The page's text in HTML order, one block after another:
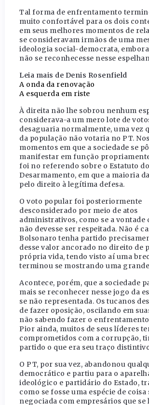
Tal forma de enfrentamento
muito confortável para os dois
em seus melhores momentos de
se consideravam irmãos de uma
ideologia social-democrata,
não se reconhecesse nesse
Leia mais de Denis Rosenfield
A onda da renovação
A esquerda em riste
À direita não lhe sobrou nenhum
considerava-a um mero lote de
desaguaria normalmente, uma vez
da população não votaria no PT.
momentos em que a sociedade se
manifestar em função
foi no referendo sobre o Estatuto do
Desarmamento, em que a maioria
pelo direito à legítima defesa.
O voto popular foi posteriormente
desconsiderado por meio de atos
administrativos, como se a vontade
não devesse ser respeitada. Não é
Bolsonaro tenha partido
desse valor ancorado no direito de
própria vida, tendo visto aí uma
terminou se mostrando uma
Acontece, porém, que a sociedade
mais se reconhecer nesse jogo da
se não representada. Os tucanos
de fazer oposição, oscilando em
não sabendo fazer o
Pior ainda, muitos de seus líderes
comprometidos com a corrupção,
partido o que era seu traço
O PT, por sua vez, abandonou
democrático e partiu para o
ideológico e partidário do Estado,
como se fosse uma espécie de coisa
negociada com empresários que se